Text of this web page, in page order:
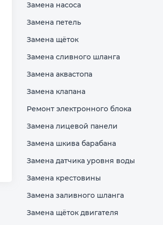
Замена насоса
Замена петель
Замена щёток
Замена сливного шланга
Замена аквастопа
Замена клапана
Ремонт электронного блока
Замена лицевой панели
Замена шкива барабана
Замена датчика уровня воды
Замена крестовины
Замена заливного шланга
Замена щёток двигателя